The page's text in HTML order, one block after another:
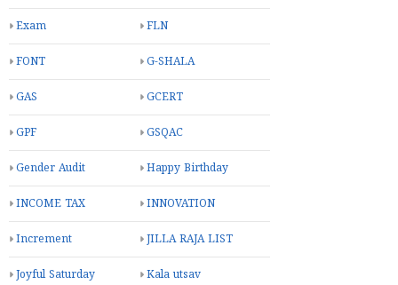
Exam FLN
FONT G-SHALA
GAS GCERT
GPF GSQAC
Gender Audit Happy Birthday
INCOME TAX INNOVATION
Increment JILLA RAJA LIST
Joyful Saturday Kala utsav